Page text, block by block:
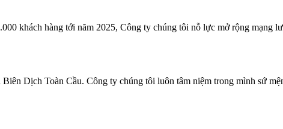
khách hàng tới năm 2025, Công ty chúng tôi nỗ lực mở rộng mạng
Dịch Toàn Cầu. Công ty chúng tôi luôn tâm niệm trong mình sứ